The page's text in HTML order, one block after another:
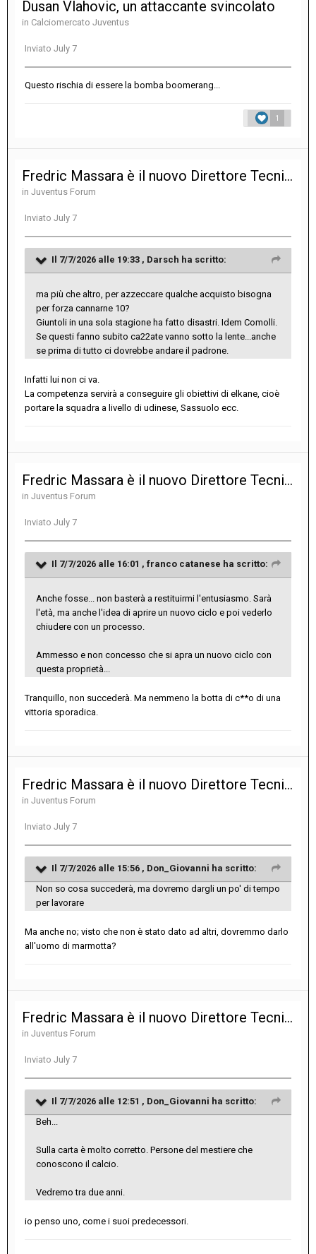
Dusan Vlahovic, un attaccante svincolato
in Calciomercato Juventus
Inviato July 7
Questo rischia di essere la bomba boomerang...
1
Fredric Massara è il nuovo Direttore Tecnico della Juventus
in Juventus Forum
Inviato July 7
Il 7/7/2026 alle 19:33 , Darsch ha scritto:
ma più che altro, per azzeccare qualche acquisto bisogna
per forza cannarne 10?
Giuntoli in una sola stagione ha fatto disastri. Idem Comolli.
Se questi fanno subito ca22ate vanno sotto la lente...anche
se prima di tutto ci dovrebbe andare il padrone.
Infatti lui non ci va.
La competenza servirà a conseguire gli obiettivi di elkane, cioè
portare la squadra a livello di udinese, Sassuolo ecc.
Fredric Massara è il nuovo Direttore Tecnico della Juventus
in Juventus Forum
Inviato July 7
Il 7/7/2026 alle 16:01 , franco catanese ha scritto:
Anche fosse... non basterà a restituirmi l'entusiasmo. Sarà
l'età, ma anche l'idea di aprire un nuovo ciclo e poi vederlo
chiudere con un processo.
Ammesso e non concesso che si apra un nuovo ciclo con
questa proprietà...
Tranquillo, non succederà. Ma nemmeno la botta di c**o di una
vittoria sporadica.
Fredric Massara è il nuovo Direttore Tecnico della Juventus
in Juventus Forum
Inviato July 7
Il 7/7/2026 alle 15:56 , Don_Giovanni ha scritto:
Non so cosa succederà, ma dovremo dargli un po' di tempo
per lavorare
Ma anche no; visto che non è stato dato ad altri, dovremmo darlo
all'uomo di marmotta?
Fredric Massara è il nuovo Direttore Tecnico della Juventus
in Juventus Forum
Inviato July 7
Il 7/7/2026 alle 12:51 , Don_Giovanni ha scritto:
Beh...
Sulla carta è molto corretto. Persone del mestiere che
conoscono il calcio.
Vedremo tra due anni.
io penso uno, come i suoi predecessori.